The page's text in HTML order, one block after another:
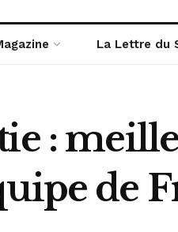
La Lettre du
:
de